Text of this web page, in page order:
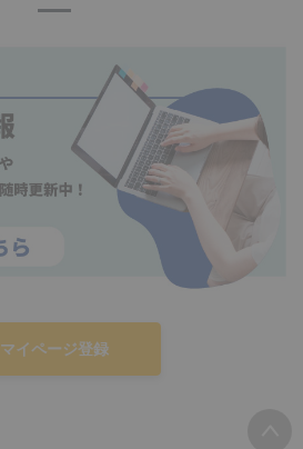
マイページ登録